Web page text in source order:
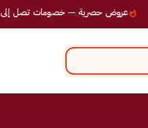
عروض حصرية — خصومات تصل إلى 50%